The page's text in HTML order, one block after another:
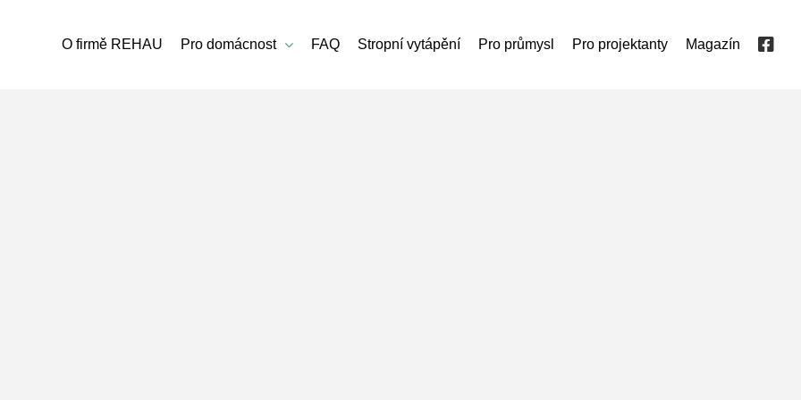
O firmě REHAU Pro domácnost FAQ Stropní vytápění Pro průmysl Pro projektanty Magazín